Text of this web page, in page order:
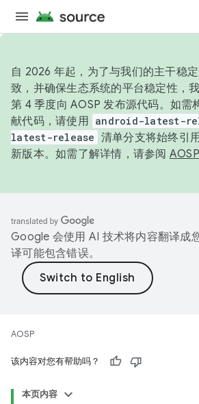
自 2026 年起，为了与我们的主干稳
致，并确保生态系统的平台稳定性，
第 4 季度向 AOSP 发布源代码。如需
献代码，请使用 android-latest-
latest-release 清单分支将始终引
新版本。如需了解详情，请参阅
Google 会使用 AI 技术将内容翻译成
译可能包含错误。
AOSP
该内容对您有帮助吗？
本页内容